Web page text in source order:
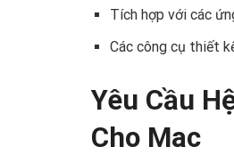
Tích hợp với các
Các công cụ thiết
Yêu Cầu
Cho Mac ️